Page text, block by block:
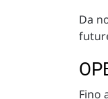
Da
Fino